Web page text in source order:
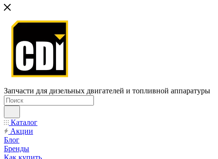
Запчасти для дизельных двигателей и топливной аппаратуры
Каталог
Акции
Блог
Бренды
Как купить